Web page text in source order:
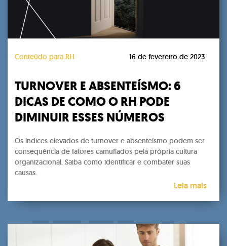
Conteúdo para RH 16 de fevereiro de 2023
TURNOVER E ABSENTEÍSMO: 6
DICAS DE COMO O RH PODE
DIMINUIR ESSES NÚMEROS
Os índices elevados de turnover e absenteísmo podem ser
consequência de fatores camuflados pela própria cultura
organizacional. Saiba como identificar e combater suas
causas.
Leia mais